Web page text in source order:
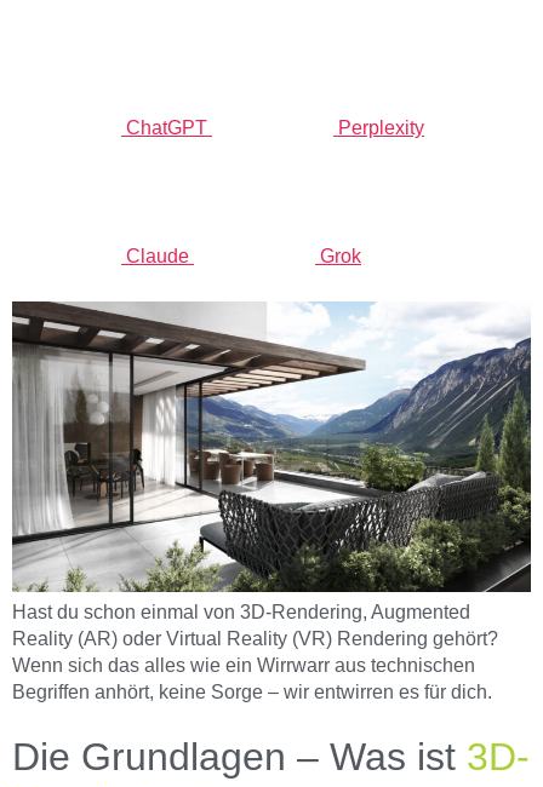
ChatGPT Perplexity
Claude Grok
Hast du schon einmal von 3D-Rendering, Augmented
Reality (AR) oder Virtual Reality (VR) Rendering gehört?
Wenn sich das alles wie ein Wirrwarr aus technischen
Begriffen anhört, keine Sorge – wir entwirren es für dich.
Die Grundlagen – Was ist 3D-